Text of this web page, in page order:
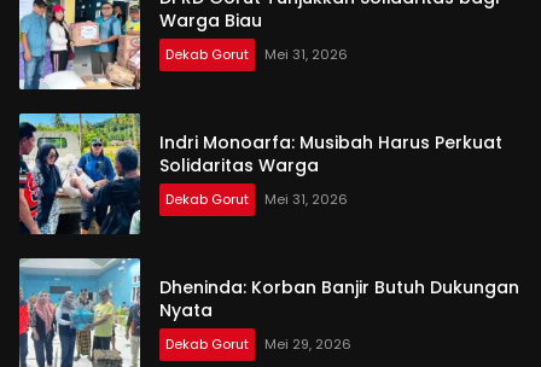
Warga Biau
Dekab Gorut Mei 31, 2026
Indri Monoarfa: Musibah Harus Perkuat
Solidaritas Warga
Dekab Gorut Mei 31, 2026
Dheninda: Korban Banjir Butuh Dukungan
Nyata
Dekab Gorut Mei 29, 2026